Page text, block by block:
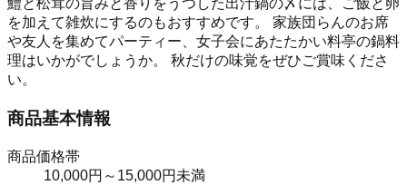
鱧と松茸の旨みと香りをうつした出汁鍋の〆には、ご飯と卵
を加えて雑炊にするのもおすすめです。 家族団らんのお席
や友人を集めてパーティー、女子会にあたたかい料亭の鍋料
理はいかがでしょうか。 秋だけの味覚をぜひご賞味くださ
い。
商品基本情報
商品価格帯
10,000円～15,000円未満